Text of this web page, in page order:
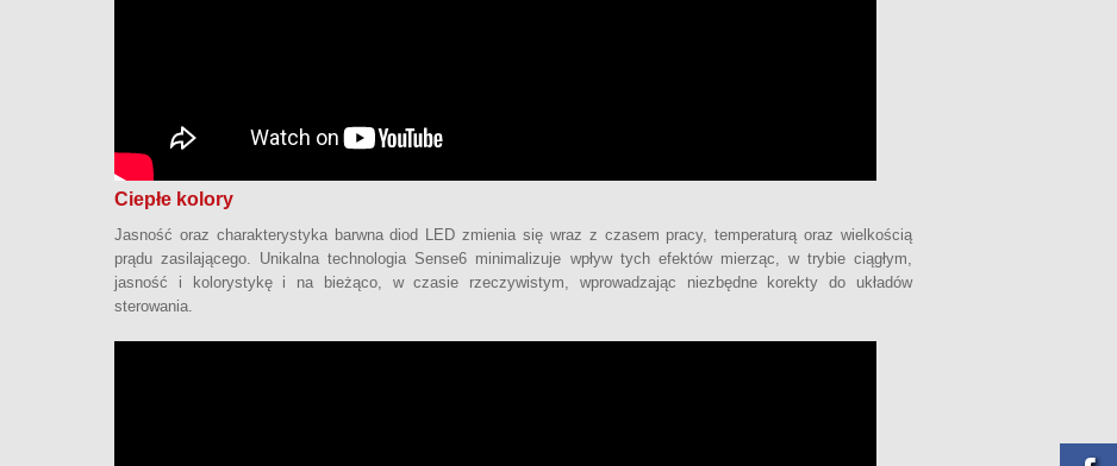
Ciepłe kolory
Jasność oraz charakterystyka barwna diod LED zmienia się wraz z czasem pracy, temperaturą oraz wielkością
prądu zasilającego. Unikalna technologia Sense6 minimalizuje wpływ tych efektów mierząc, w trybie ciągłym,
jasność i kolorystykę i na bieżąco, w czasie rzeczywistym, wprowadzając niezbędne korekty do układów
sterowania.